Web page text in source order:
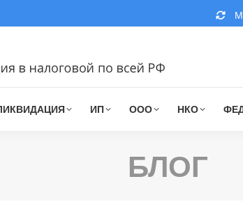
ИП ООО НКО
БЛОГ